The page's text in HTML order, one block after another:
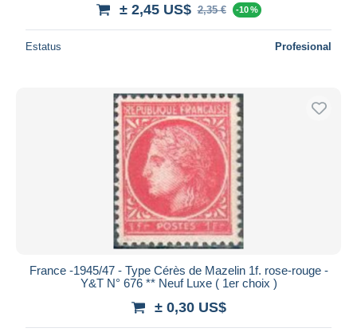
± 2,45 US$ 2,35 € -10 %
Estatus Profesional
France -1945/47 - Type Cérès de Mazelin 1f. rose-rouge -
Y&T N° 676 ** Neuf Luxe ( 1er choix )
± 0,30 US$